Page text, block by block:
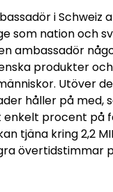
i
som nation och
ambassadör
produkter
Utöver
håller på
procent på
tjäna kring 2,2
övertidstimmar